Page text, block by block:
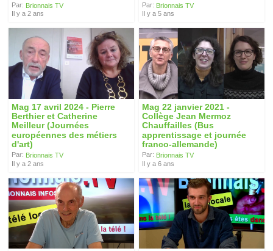
Par: Brionnais TV
Il y a 2 ans
Par: Brionnais TV
Il y a 5 ans
Mag 17 avril 2024 - Pierre
Berthier et Catherine
Meilleur (Journées
européennes des métiers
d'art)
Par: Brionnais TV
Il y a 2 ans
Mag 22 janvier 2021 -
Collège Jean Mermoz
Chauffailles (Bus
apprentissage et journée
franco-allemande)
Par: Brionnais TV
Il y a 6 ans